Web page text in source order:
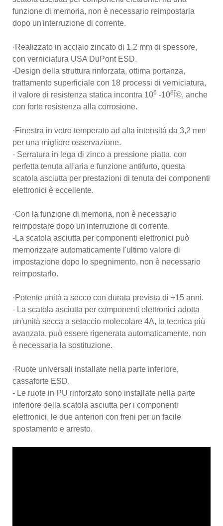
funzione di memoria, non è necessario reimpostarla
dopo un'interruzione di corrente.
·Realizzato in acciaio zincato di 1,2 mm di spessore,
con verniciatura USA DuPont ESD.
-Design della struttura rinforzata, ottima portanza,
trattamento superficiale con 18 processi di verniciatura,
il valore di resistenza statica incontra 106 -108 Î©, anche
con forte resistenza alla corrosione.
·Finestra in vetro temperato ad alta intensità da 3,2 mm
per una migliore osservazione.
- Serratura in lega di zinco a pressione piatta, con
perfetta tenuta all'aria e funzione antifurto, questa
scatola asciutta per prestazioni di tenuta dei componenti
elettronici è eccellente.
·Con la funzione di memoria, non è necessario
reimpostare dopo un'interruzione di corrente.
-La scatola asciutta per componenti elettronici può
memorizzare automaticamente l'ultimo valore di
impostazione dopo lo spegnimento, non è necessario
reimpostarlo.
·Potente unità a secco con durata prevista di +15 anni.
- La scatola asciutta per componenti elettronici adotta
un'unità secca a setaccio molecolare 4A, la tecnica più
avanzata, può essere rigenerata automaticamente, non
è necessaria la sostituzione.
·Ruote universali installate nella parte inferiore,
cassaforte ESD.
- Le ruote in PU rinforzato sono installate nella parte
inferiore della scatola asciutta per i componenti
elettronici, le due anteriori con freni per un facile
spostamento e arresto.